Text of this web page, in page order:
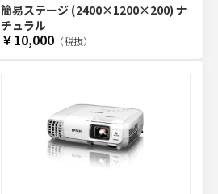
簡易ステージ (2400×1200×200) ナ
チュラル
￥10,000（税抜）